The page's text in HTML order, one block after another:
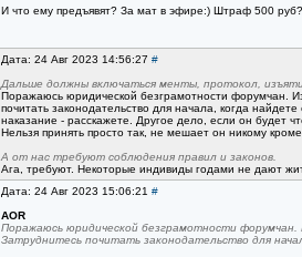
И что ему предъявят? За мат в эфире:) Штраф 500 руб?
Дата: 24 Авг 2023 14:56:27 #
Дальше должны включаться менты, протокол,
Поражаюсь юридической безграмотности форумчан.
почитать законодательство для начала, когда
наказание - расскажете. Другое дело, если он будет
Нельзя принять просто так, не мешает он никому
А от нас требуют соблюдения правил и законов.
Ага, требуют. Некоторые индивиды годами не дают
Дата: 24 Авг 2023 15:06:21 #
AOR
Поражаюсь юридической безграмотности
Затруднитесь почитать законодательство для